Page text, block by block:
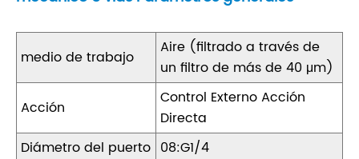
medio de trabajo
Aire (filtrado a través de
un filtro de más de 40 μm)
Acción
Control Externo Acción
Directa
Diámetro del puerto 08:G1/4